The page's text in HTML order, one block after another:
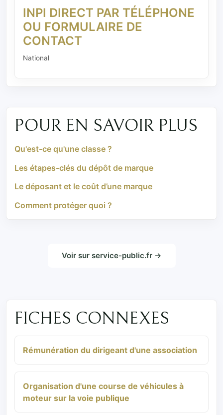
INPI DIRECT PAR TÉLÉPHONE
OU FORMULAIRE DE
CONTACT
National
POUR EN SAVOIR PLUS
Qu'est-ce qu'une classe ?
Les étapes-clés du dépôt de marque
Le déposant et le coût d’une marque
Comment protéger quoi ?
Voir sur service-public.fr →
FICHES CONNEXES
Rémunération du dirigeant d'une association
Organisation d'une course de véhicules à
moteur sur la voie publique